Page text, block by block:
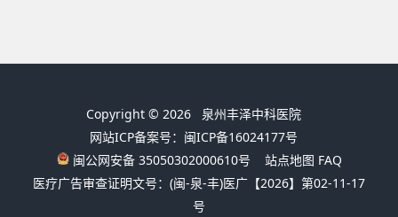
Copyright © 2026 泉州丰泽中科医院
网站ICP备案号：闽ICP备16024177号
闽公网安备 35050302000610号
站点地图 FAQ
医疗广告审查证明文号：(闽-泉-丰)医广【2026】第02-11-17
号